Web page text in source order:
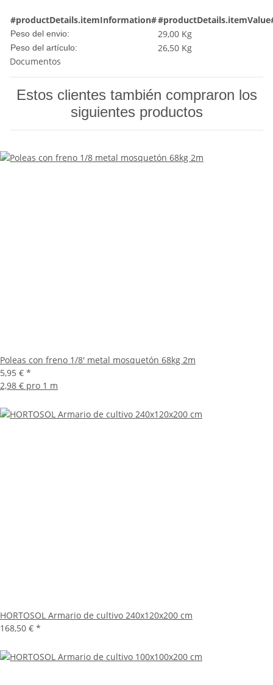
#productDetails.itemInformation#
Peso del envio: 29,00 Kg
Peso del artículo: 26,50 Kg
Documentos
Estos clientes también compraron los
siguientes productos
Poleas con freno 1/8' metal mosquetón 68kg 2m
5,95 € *
2,98 € pro 1 m
HORTOSOL Armario de cultivo 240x120x200 cm
168,50 € *